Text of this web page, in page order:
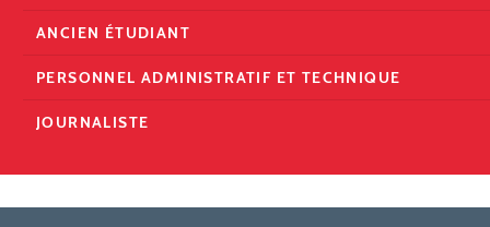
ANCIEN ÉTUDIANT
PERSONNEL ADMINISTRATIF ET TECHNIQUE
JOURNALISTE